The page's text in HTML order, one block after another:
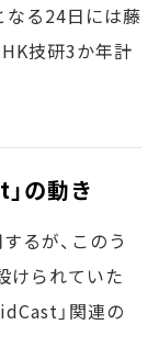
なる24日には藤
技研3か年計
の動き
るが、このう
けられていた
」関連の